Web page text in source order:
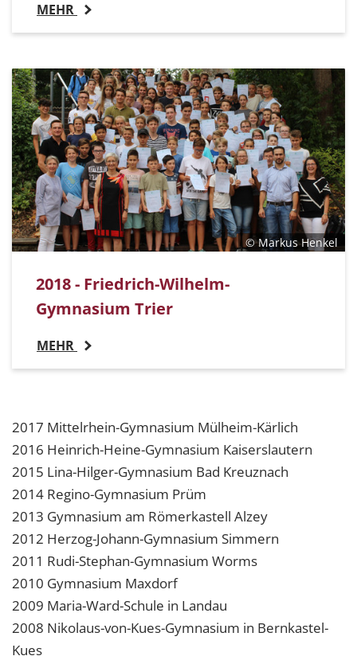
MEHR
© Markus Henkel
2018 - Friedrich-Wilhelm-
Gymnasium Trier
MEHR
2017 Mittelrhein-Gymnasium Mülheim-Kärlich
2016 Heinrich-Heine-Gymnasium Kaiserslautern
2015 Lina-Hilger-Gymnasium Bad Kreuznach
2014 Regino-Gymnasium Prüm
2013 Gymnasium am Römerkastell Alzey
2012 Herzog-Johann-Gymnasium Simmern
2011 Rudi-Stephan-Gymnasium Worms
2010 Gymnasium Maxdorf
2009 Maria-Ward-Schule in Landau
2008 Nikolaus-von-Kues-Gymnasium in Bernkastel-
Kues